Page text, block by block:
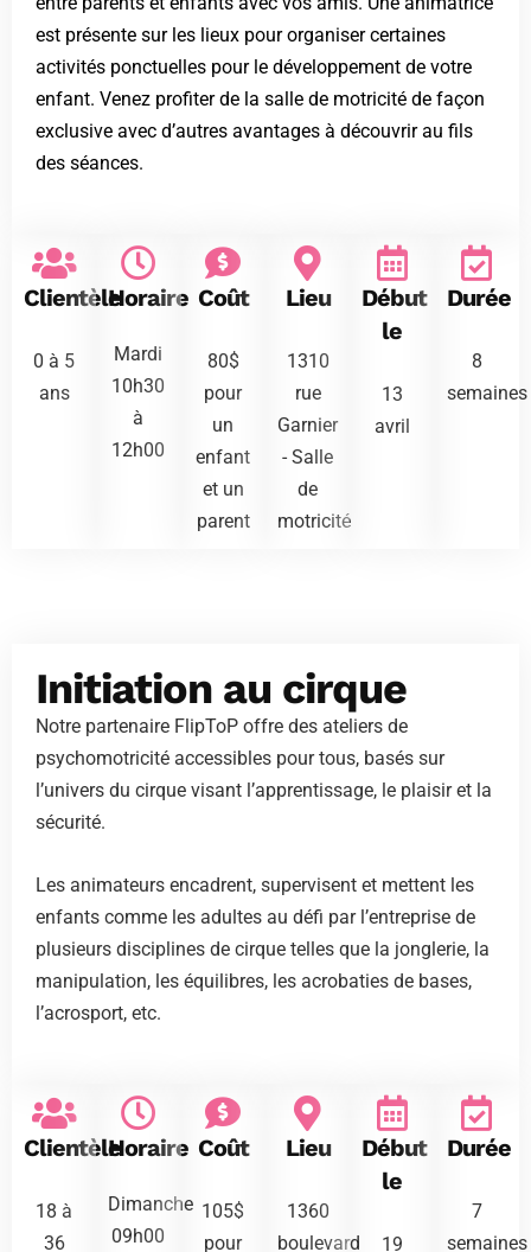
est présente sur les lieux pour organiser certaines
activités ponctuelles pour le développement de votre
enfant. Venez profiter de la salle de motricité de façon
exclusive avec d’autres avantages à découvrir au fils
des séances.
Clientèle
0 à 5
ans
Horaire
Mardi
10h30
à
12h00
Coût
80$
pour
un
enfant
et un
parent
Lieu
1310
rue
Garnier
- Salle
de
motricité
Début
le
13
avril
Durée
8
semaines
Initiation au cirque
Notre partenaire FlipToP offre des ateliers de
psychomotricité accessibles pour tous, basés sur
l’univers du cirque visant l’apprentissage, le plaisir et la
sécurité.
Les animateurs encadrent, supervisent et mettent les
enfants comme les adultes au défi par l’entreprise de
plusieurs disciplines de cirque telles que la jonglerie, la
manipulation, les équilibres, les acrobaties de bases,
l’acrosport, etc.
Clientèle
18 à
36
Horaire
Dimanche
09h00
Coût
105$
pour
Lieu
1360
boulevard
Début
le
19
Durée
7
semaines